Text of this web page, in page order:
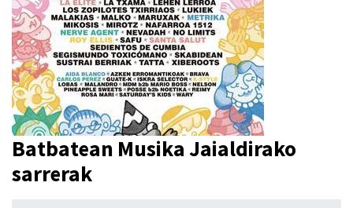
Batbatean Musika Jaialdirako
sarrerak